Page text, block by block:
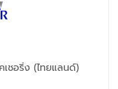
ชอริ่ง (ไทยแลนด์)